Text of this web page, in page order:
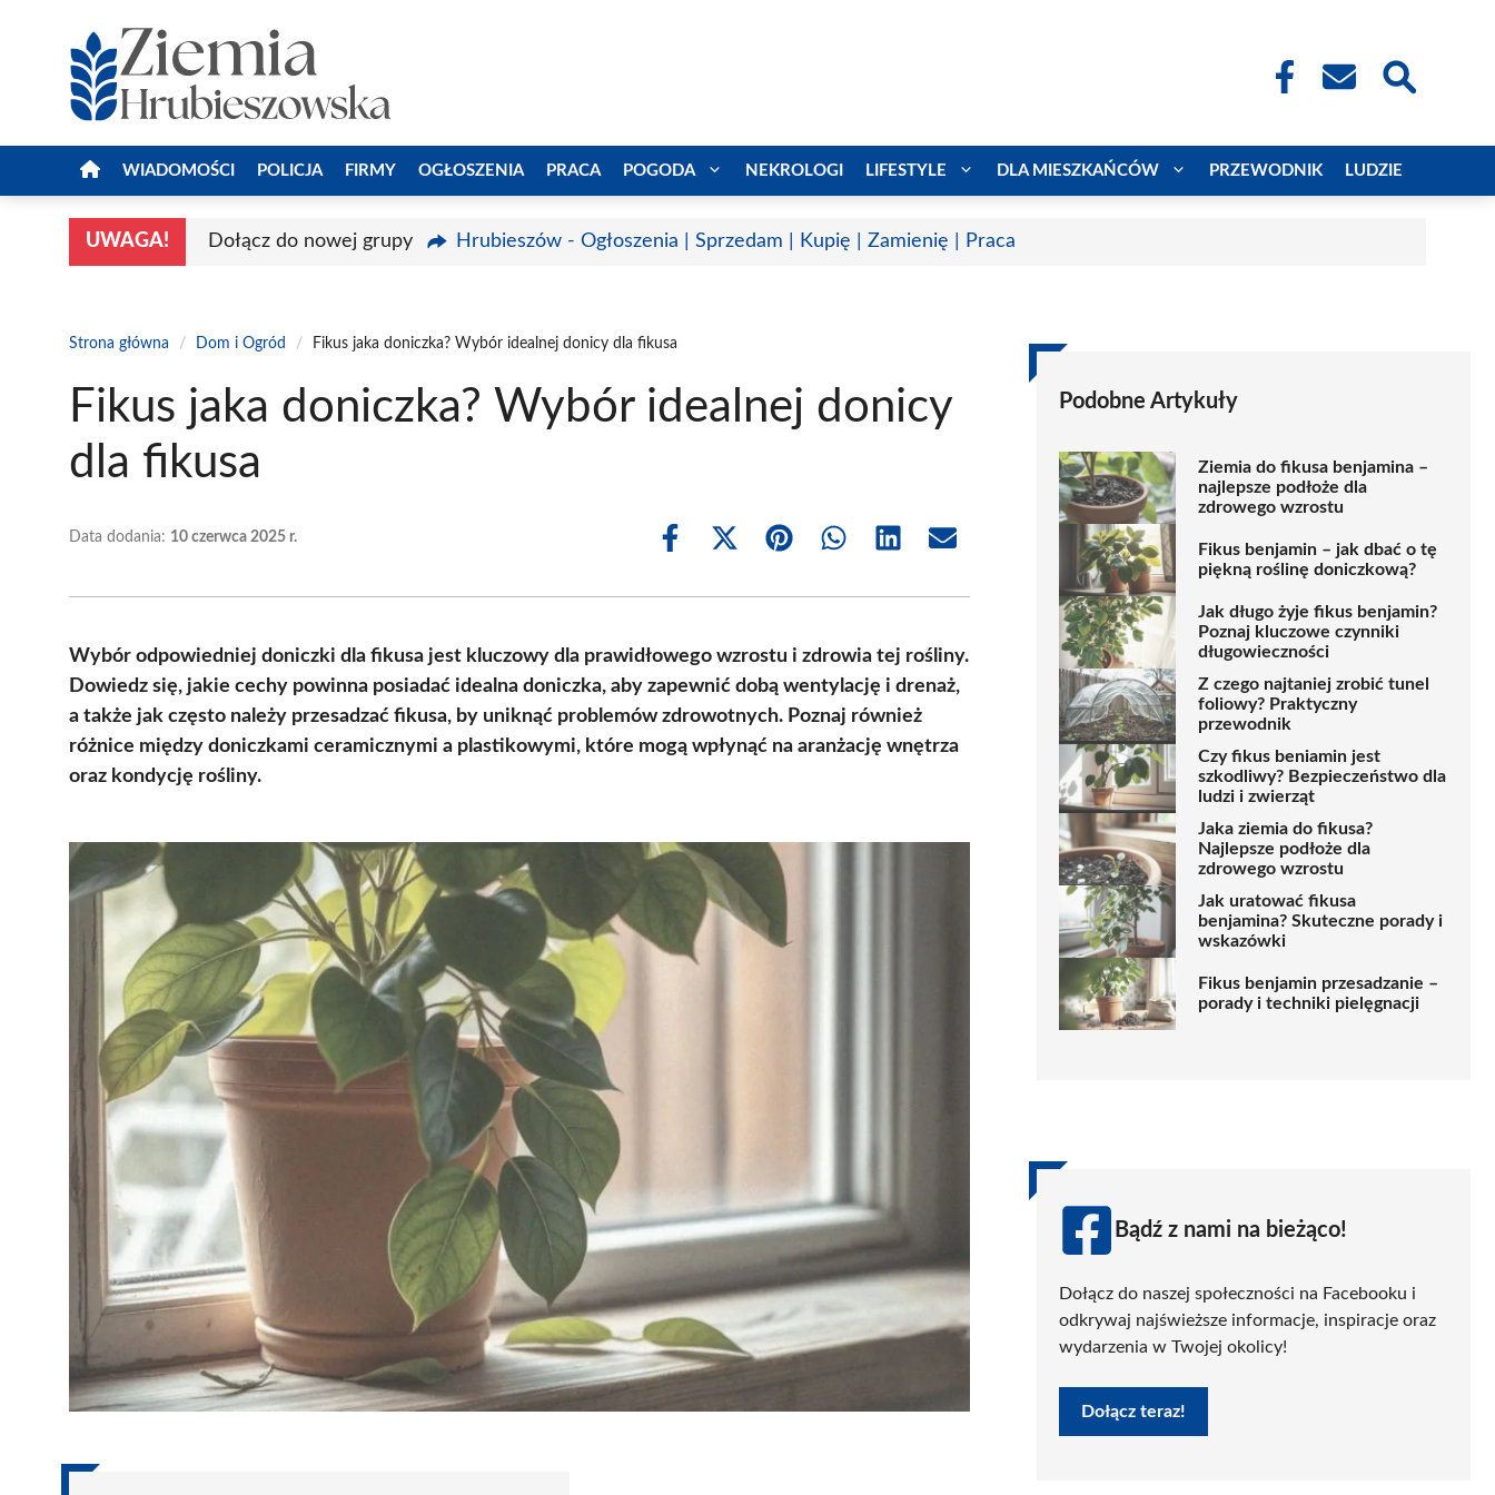
WIADOMOŚCI POLICJA FIRMY OGŁOSZENIA PRACA POGODA NEKROLOGI LIFESTYLE DLA MIESZKAŃCÓW PRZEWODNIK LUDZIE
UWAGA! Dołącz do nowej grupy Hrubieszów - Ogłoszenia | Sprzedam | Kupię | Zamienię | Praca
Strona główna / Dom i Ogród / Fikus jaka doniczka? Wybór idealnej donicy dla fikusa
Fikus jaka doniczka? Wybór idealnej donicy
dla fikusa
Data dodania: 10 czerwca 2025 r.
Share
Share
(Twitter)
Share Share Share Share
Wybór odpowiedniej doniczki dla fikusa jest kluczowy dla prawidłowego wzrostu i zdrowia tej rośliny.
Dowiedz się, jakie cechy powinna posiadać idealna doniczka, aby zapewnić dobą wentylację i drenaż,
a także jak często należy przesadzać fikusa, by uniknąć problemów zdrowotnych. Poznaj również
różnice między doniczkami ceramicznymi a plastikowymi, które mogą wpłynąć na aranżację wnętrza
oraz kondycję rośliny.
Podobne Artykuły
Ziemia do fikusa benjamina –
najlepsze podłoże dla
zdrowego wzrostu
Fikus benjamin – jak dbać o tę
piękną roślinę doniczkową?
Jak długo żyje fikus benjamin?
Poznaj kluczowe czynniki
długowieczności
Z czego najtaniej zrobić tunel
foliowy? Praktyczny
przewodnik
Czy fikus beniamin jest
szkodliwy? Bezpieczeństwo dla
ludzi i zwierząt
Jaka ziemia do fikusa?
Najlepsze podłoże dla
zdrowego wzrostu
Jak uratować fikusa
benjamina? Skuteczne porady i
wskazówki
Fikus benjamin przesadzanie –
porady i techniki pielęgnacji
Bądź z nami na bieżąco!
Dołącz do naszej społeczności na Facebooku i
odkrywaj najświeższe informacje, inspiracje oraz
wydarzenia w Twojej okolicy!
Dołącz teraz!